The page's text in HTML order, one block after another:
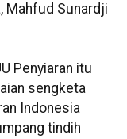
Mahfud Sunardji
Penyiaran itu
sengketa
Indonesia
tindih